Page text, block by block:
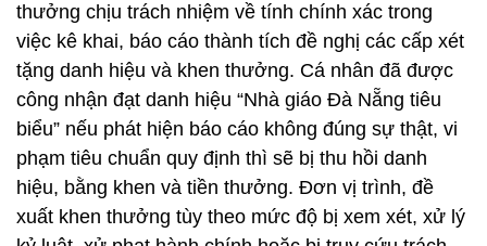
thưởng chịu trách nhiệm về tính chính xác trong
việc kê khai, báo cáo thành tích đề nghị các cấp xét
tặng danh hiệu và khen thưởng. Cá nhân đã được
công nhận đạt danh hiệu “Nhà giáo Đà Nẵng tiêu
biểu” nếu phát hiện báo cáo không đúng sự thật, vi
phạm tiêu chuẩn quy định thì sẽ bị thu hồi danh
hiệu, bằng khen và tiền thưởng. Đơn vị trình, đề
xuất khen thưởng tùy theo mức độ bị xem xét, xử lý